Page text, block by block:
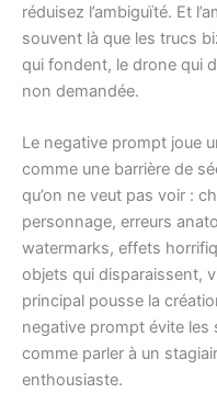
réduisez l’ambiguïté. Et
souvent là que les trucs
qui fondent, le drone qui
non demandée.
Le negative prompt joue
comme une barrière de
qu’on ne veut pas voir :
personnage, erreurs
watermarks, effets
objets qui disparaissent,
principal pousse la
negative prompt évite les
comme parler à un
enthousiaste.